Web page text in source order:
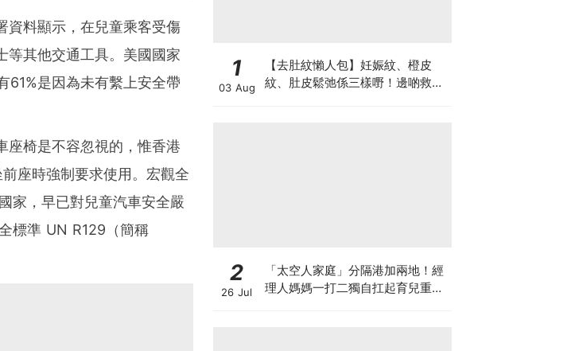
資料顯示，在兒童乘客受傷
等其他交通工具。美國國家
61%是因為未有繫上安全帶
座椅是不容忽視的，惟香港
座時強制要求使用。宏觀全
家，早已對兒童汽車安全嚴
標準 UN R129（簡稱
1
03 Aug
【去肚紋懶人包】妊娠紋、橙皮
紋、肚皮鬆弛係三樣嘢！邊啲救得
2
26 Jul
「太空人家庭」分隔港加兩地！經
理人媽媽一打二獨自扛起育兒重